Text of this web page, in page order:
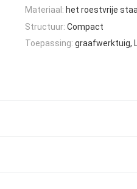
Materiaal: het roestvrije
Structuur: Compact
Toepassing: graafwerktuig,